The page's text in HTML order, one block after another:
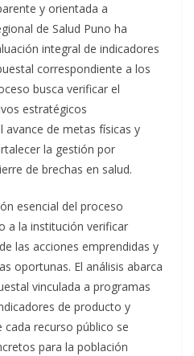
y orientada a
de Salud Puno ha
integral de indicadores
correspondiente a los
busca verificar el
estratégicos
de metas físicas y
la gestión por
de brechas en salud.
esencial del proceso
a la institución verificar
las acciones emprendidas y
oportunas. El análisis abarca
vinculada a programas
de producto y
recurso público se
para la población